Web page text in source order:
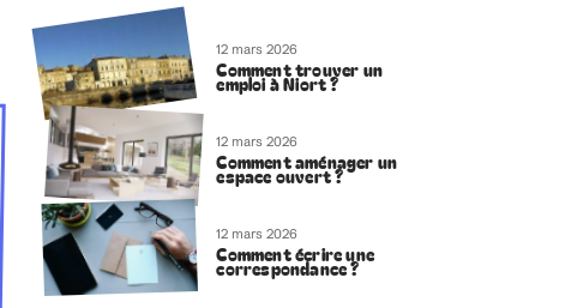
12 mars 2026
Comment trouver un
emploi à Niort ?
12 mars 2026
Comment aménager un
espace ouvert ?
12 mars 2026
Comment écrire une
correspondance ?